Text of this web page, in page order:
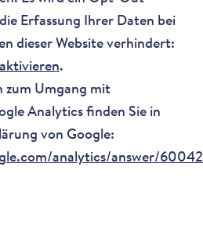
Erfassung Ihrer Daten bei
dieser Website verhindert:
.
Umgang mit
Analytics finden Sie in
von Google:
analytics/answer/